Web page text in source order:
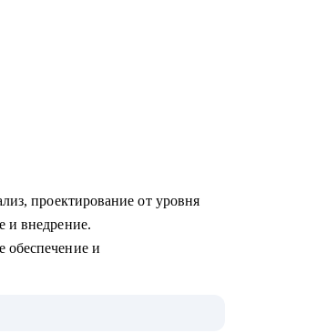
проектирование от уровня
и внедрение.
обеспечение и
150+ ИТ-сотрудников в Первый